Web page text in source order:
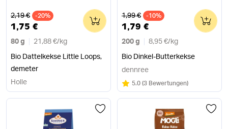
Alter Preis
2,19 € -20%
1,75 €
80 g 21,88 €/ kg
Bio Dattelkekse Little Loops,
demeter
0
Holle
Alter Preis
1,99 € -10%
1,79 €
200 g 8,95 €/ kg
Bio Dinkel-Butterkekse
0
dennree
Bewertung:
5.0/5
(3 Bewertungen)